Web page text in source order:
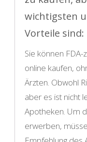
wichtigsten
Vorteile sind:
Sie können
online kaufen,
Ärzten. Obwohl
aber es ist nicht
Apotheken. Um
erwerben,